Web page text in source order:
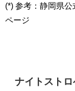
(*) 参考：静岡県
ページ
ナイトスト